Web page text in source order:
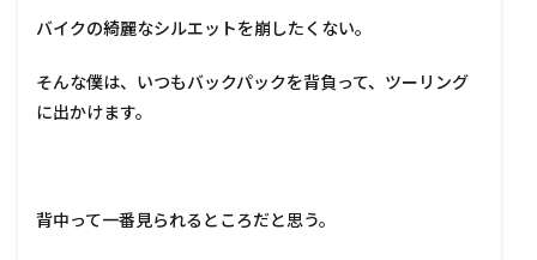
バイクの綺麗なシルエットを崩したくない。
そんな僕は、いつもバックパックを背負って、ツーリング
に出かけます。
背中って一番見られるところだと思う。